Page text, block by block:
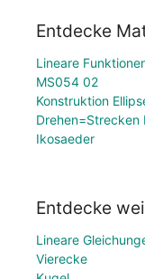
Entdecke
Lineare
MS054 02
Konstruktion
Drehen=Strecken
Ikosaeder
Entdecke
Lineare
Vierecke